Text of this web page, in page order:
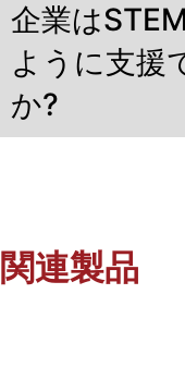
企業は
ように支援
か?
関連製品